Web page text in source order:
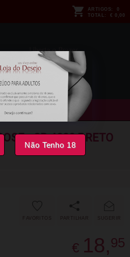
Não Tenho 18
ARTIGOS:
0
TOTAL: € 0,00
- CR 4830 PRETO
SUGERIR
FAVORITOS
€ 18,95